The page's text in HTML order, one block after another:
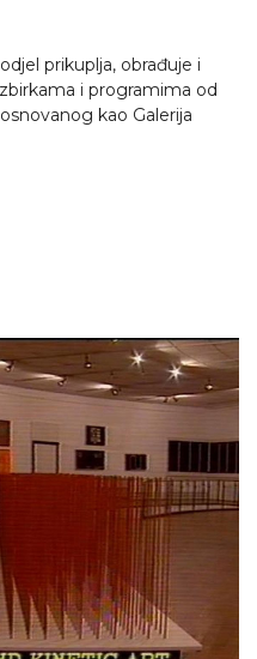
prikuplja, obrađuje i
i programima od
kao Galerija